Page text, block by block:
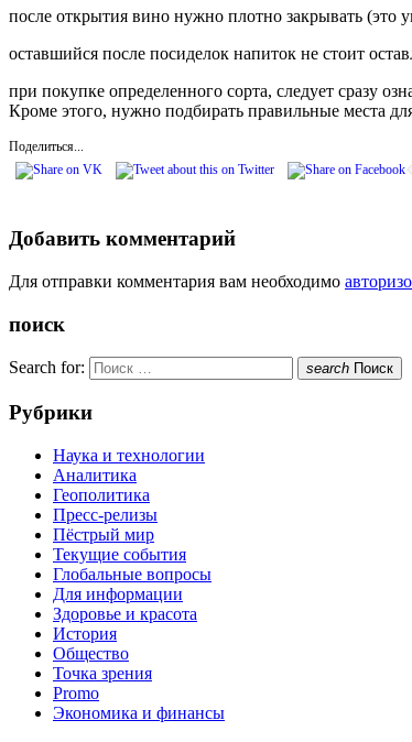
после открытия вино нужно плотно закрывать (это
оставшийся после посиделок напиток не стоит
при покупке определенного сорта, следует сразу
Кроме этого, нужно подбирать правильные места
Поделиться...
Добавить комментарий
Для отправки комментария вам необходимо
поиск
Search for: search Поиск
Рубрики
Наука и технологии
Аналитика
Геополитика
Пресс-релизы
Пёстрый мир
Текущие события
Глобальные вопросы
Для информации
Здоровье и красота
История
Общество
Точка зрения
Promo
Экономика и финансы